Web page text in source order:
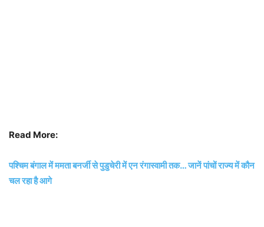
Read More:
पश्चिम बंगाल में ममता बनर्जी से पुडुचेरी में एन रंगास्वामी तक… जानें पांचों राज्य में कौन
चल रहा है आगे